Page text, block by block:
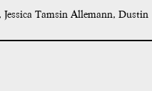
Jessica Tamsin Allemann, Dustin